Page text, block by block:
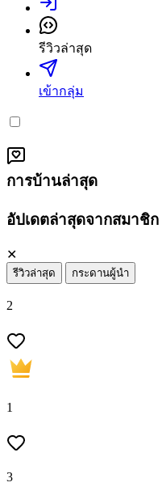
เข้าสู่ระบบ
รีวิวล่าสุด
เข้ากลุ่ม
การบ้านล่าสุด
อัปเดตล่าสุดจากสมาชิก
✕
รีวิวล่าสุด กระดานผู้นำ
2
1
3